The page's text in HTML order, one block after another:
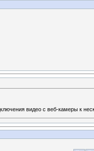
видео с веб-камеры к